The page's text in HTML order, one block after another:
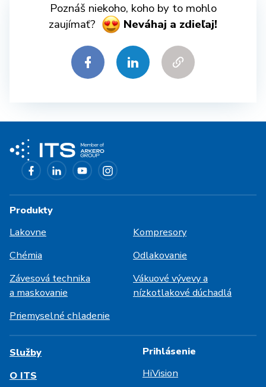
Poznáš niekoho, koho by to mohlo
zaujímať?
Neváhaj a zdieľaj!
Produkty
Lakovne
Kompresory
Chémia
Odlakovanie
Závesová technika
a maskovanie
Vákuové vývevy a
nízkotlakové dúchadlá
Priemyselné chladenie
Služby
O ITS
Prihlásenie
HiVision